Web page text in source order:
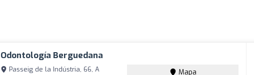
Odontología Berguedana
Passeig de la Indústria, 66, A
Mapa